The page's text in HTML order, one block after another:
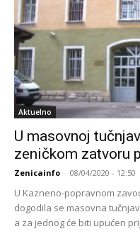
Aktuelno
U masovnoj
zeničkom zatvoru
Zenicainfo - 08/04/2020 - 12:50
U Kazneno-popravnom
dogodila se masovna
a za jednog će biti upućen